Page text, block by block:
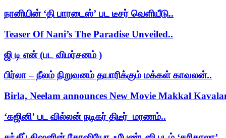
நானியின் ‘தி பாரடைஸ்’ பட டீசர் வெளியீடு..
Teaser Of Nani’s The Paradise Unveiled..
ஜி டி என் (பட விமர்சனம் )
பிர்லா – நீலம் நிறுவனம் தயாரிக்கும் மக்கள் காவலன்..
Birla, Neelam announces New Movie Makkal
‘கஜினி’ பட வில்லன் நடிகர் திடீர் மரணம்..